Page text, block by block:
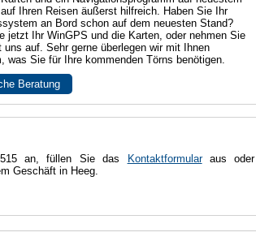
Ihren Reisen äußerst hilfreich. Haben Sie Ihr
an Bord schon auf dem neuesten Stand?
jetzt Ihr WinGPS und die Karten, oder nehmen Sie
uns auf. Sehr gerne überlegen wir mit Ihnen
was Sie für Ihre kommenden Törns benötigen.
Beratung
an, füllen Sie das Kontaktformularaus oder
Geschäft in Heeg.